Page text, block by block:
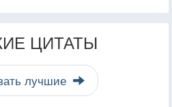
ЦИТАТЫ
лучшие